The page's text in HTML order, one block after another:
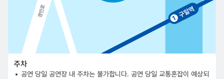
주차
공연 당일 공연장 내 주차는 불가합니다. 공연 당일 교통혼잡이 예상되